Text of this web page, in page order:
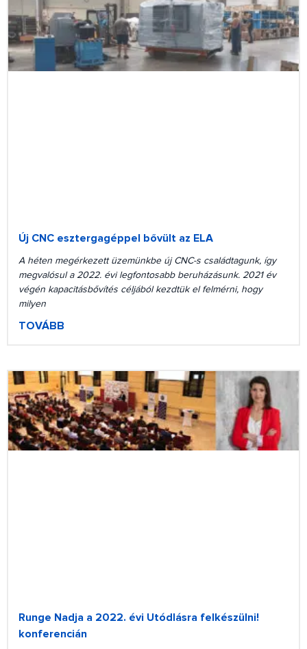
Új CNC esztergagéppel bővült az ELA
A héten megérkezett üzemünkbe új CNC-s családtagunk, így
megvalósul a 2022. évi legfontosabb beruházásunk. 2021 év
végén kapacitásbővítés céljából kezdtük el felmérni, hogy
milyen
TOVÁBB
Runge Nadja a 2022. évi Utódlásra felkészülni!
konferencián